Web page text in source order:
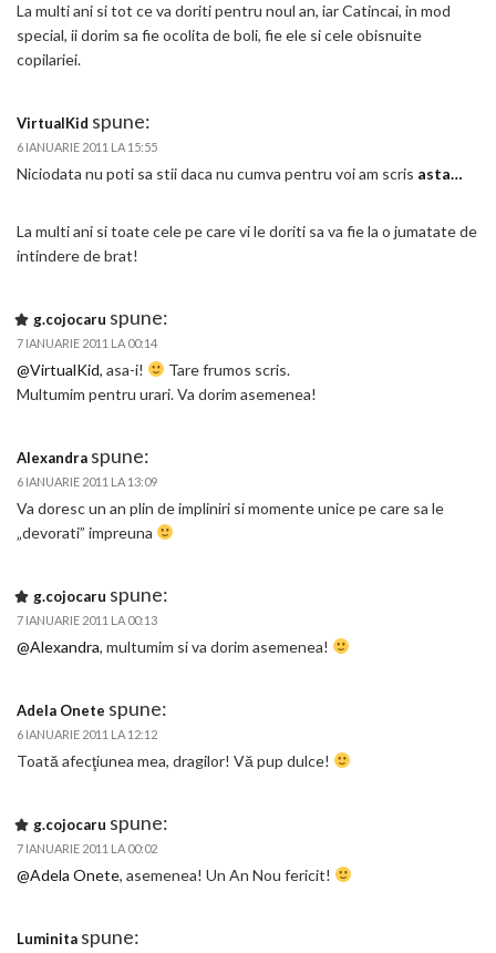
La multi ani si tot ce va doriti pentru noul an, iar Catincai, in mod
special, ii dorim sa fie ocolita de boli, fie ele si cele obisnuite
copilariei.
VirtualKid spune:
6 IANUARIE 2011 LA 15:55
Niciodata nu poti sa stii daca nu cumva pentru voi am scris asta…
La multi ani si toate cele pe care vi le doriti sa va fie la o jumatate de
intindere de brat!
g.cojocaru spune:
7 IANUARIE 2011 LA 00:14
@VirtualKid, asa-i!
Tare frumos scris.
Multumim pentru urari. Va dorim asemenea!
Alexandra spune:
6 IANUARIE 2011 LA 13:09
Va doresc un an plin de impliniri si momente unice pe care sa le
„devorati” impreuna
g.cojocaru spune:
7 IANUARIE 2011 LA 00:13
@Alexandra, multumim si va dorim asemenea!
Adela Onete spune:
6 IANUARIE 2011 LA 12:12
Toată afecţiunea mea, dragilor! Vă pup dulce!
g.cojocaru spune:
7 IANUARIE 2011 LA 00:02
@Adela Onete, asemenea! Un An Nou fericit!
Luminita spune: